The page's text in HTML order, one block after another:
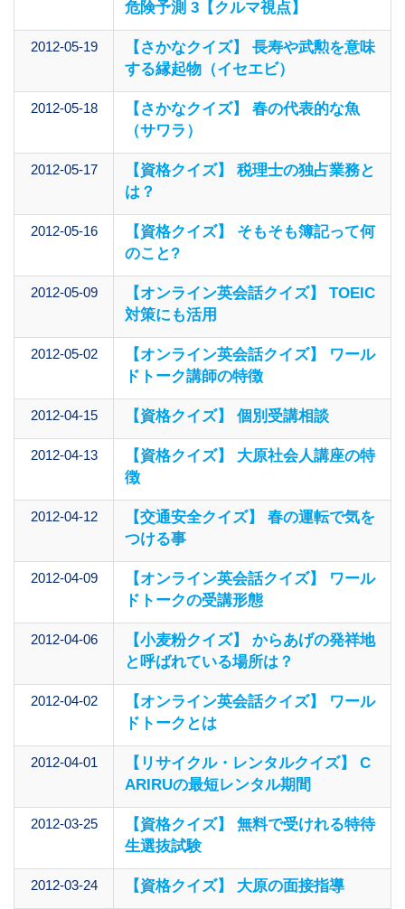
危険予測 3【クルマ視点】
2012-05-19
【さかなクイズ】 長寿や武勲を意味
する縁起物（イセエビ）
2012-05-18
【さかなクイズ】 春の代表的な魚
（サワラ）
2012-05-17
【資格クイズ】 税理士の独占業務と
は？
2012-05-16
【資格クイズ】 そもそも簿記って何
のこと?
2012-05-09
【オンライン英会話クイズ】 TOEIC
対策にも活用
2012-05-02
【オンライン英会話クイズ】 ワール
ドトーク講師の特徴
2012-04-15 【資格クイズ】 個別受講相談
2012-04-13
【資格クイズ】 大原社会人講座の特
徴
2012-04-12
【交通安全クイズ】 春の運転で気を
つける事
2012-04-09
【オンライン英会話クイズ】 ワール
ドトークの受講形態
2012-04-06
【小麦粉クイズ】 からあげの発祥地
と呼ばれている場所は？
2012-04-02
【オンライン英会話クイズ】 ワール
ドトークとは
2012-04-01
【リサイクル・レンタルクイズ】 C
ARIRUの最短レンタル期間
2012-03-25
【資格クイズ】 無料で受けれる特待
生選抜試験
2012-03-24 【資格クイズ】 大原の面接指導